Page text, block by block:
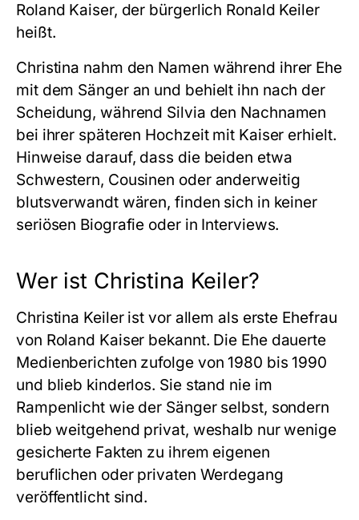
Roland Kaiser, der bürgerlich Ronald Keiler
heißt.
Christina nahm den Namen während ihrer Ehe
mit dem Sänger an und behielt ihn nach der
Scheidung, während Silvia den Nachnamen
bei ihrer späteren Hochzeit mit Kaiser erhielt.
Hinweise darauf, dass die beiden etwa
Schwestern, Cousinen oder anderweitig
blutsverwandt wären, finden sich in keiner
seriösen Biografie oder in Interviews.
Wer ist Christina Keiler?
Christina Keiler ist vor allem als erste Ehefrau
von Roland Kaiser bekannt. Die Ehe dauerte
Medienberichten zufolge von 1980 bis 1990
und blieb kinderlos. Sie stand nie im
Rampenlicht wie der Sänger selbst, sondern
blieb weitgehend privat, weshalb nur wenige
gesicherte Fakten zu ihrem eigenen
beruflichen oder privaten Werdegang
veröffentlicht sind.